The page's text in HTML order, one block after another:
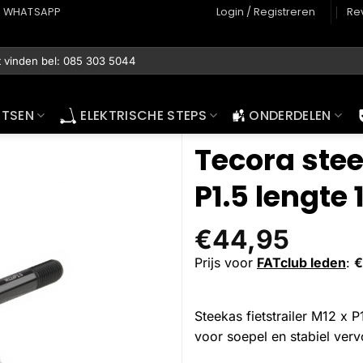
WHATSAPP Login / Registreren
ELEKTRISCHE STEPS ONDERDELEN
Tecora
P1.5 lengte
€44,95
Prijs voor FATclub leden: €
Steekas fietstrailer M12 x
voor soepel en stabiel